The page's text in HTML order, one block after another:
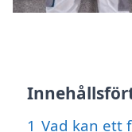
1 Vad kan ett